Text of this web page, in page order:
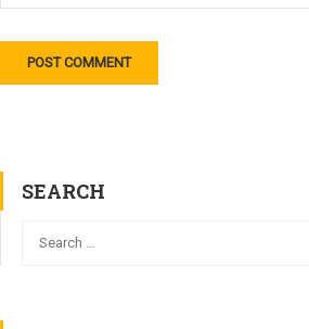
SEARCH